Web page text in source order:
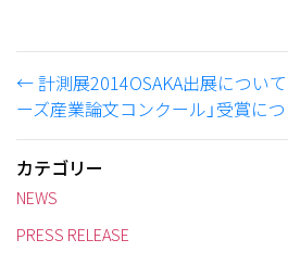
←計測展2014OSAKA出展について
ーズ産業論文コンクール」受賞に
カテゴリー
NEWS
PRESS RELEASE